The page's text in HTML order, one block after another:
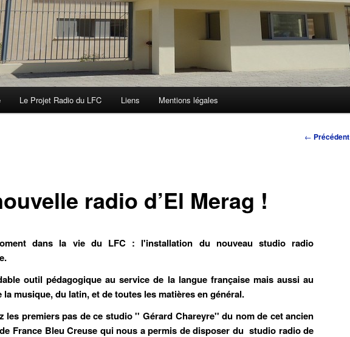
Le Projet Radio du LFC Liens Mentions légales
Navigation
← Précédent
radio d’El Merag !
dans la vie du LFC : l'installation du nouveau studio radio
outil pédagogique au service de la langue française mais aussi au
la musique, du latin, et de toutes les matières en général.
les premiers pas de ce studio '' Gérard Chareyre'' du nom de cet ancien
France Bleu Creuse qui nous a permis de disposer du studio radio de